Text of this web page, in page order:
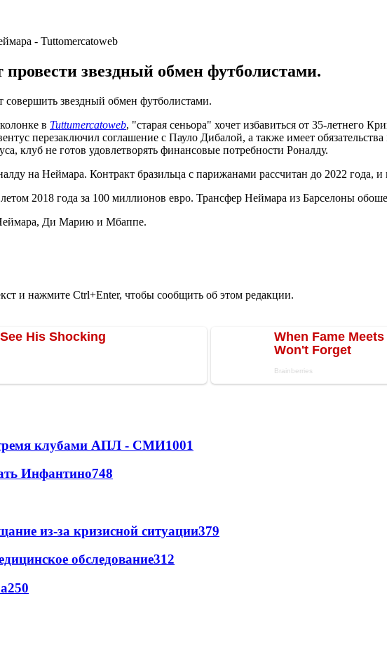
звездный обмен футболистами.
звездный обмен футболистами.
в Tuttumercatoweb, "старая сеньора" хочет избавиться от 35-летнего
перезаключил соглашение с Пауло Дибалой, а также имеет
клуб не готов удовлетворять финансовые потребности Роналду.
на Неймара. Контракт бразильца с парижанами рассчитан до 2022 года,
2018 года за 100 миллионов евро. Трансфер Неймара из Барселоны
Ди Марию и Мбаппе.
и нажмите Ctrl+Enter, чтобы сообщить об этом редакции.
тремя клубами АПЛ - СМИ1001
Инфантино748
из-за кризисной ситуации379
обследование312
250